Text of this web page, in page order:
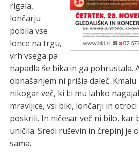
rigala,
lončarju
pobila vse
lonce na trgu,
vrh vsega pa
napadla še bika in ga pohrustala.
obnašanjem ni prišla daleč.
nikogar več, ki bi mu lahko
mravljice, vsi biki, lončarji in otroci
poskrili. In ničesar več ni bilo, kar
uničila. Sredi ruševin in črepinj je
sama.